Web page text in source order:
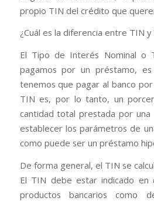
propio TIN del crédito que
¿Cuál es la diferencia entre TIN y
El Tipo de Interés Nominal o
pagamos por un préstamo,
tenemos que pagar al banco
TIN es, por lo tanto, un
cantidad total prestada por una
establecer los parámetros de
como puede ser un préstamo
De forma general, el TIN se
El TIN debe estar indicado en
productos bancarios como